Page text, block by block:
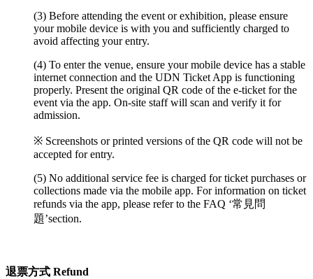
(3) Before attending the event or exhibition, please ensure
your mobile device is with you and sufficiently charged to
avoid affecting your entry.
(4) To enter the venue, ensure your mobile device has a stable
internet connection and the UDN Ticket App is functioning
properly. Present the original QR code of the e-ticket for the
event via the app. On-site staff will scan and verify it for
admission.
※ Screenshots or printed versions of the QR code will not be
accepted for entry.
(5) No additional service fee is charged for ticket purchases or
collections made via the mobile app. For information on ticket
refunds via the app, please refer to the FAQ ‘常見問
題’section.
退票方式 Refund